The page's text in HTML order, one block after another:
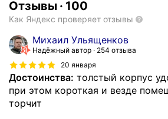
Отзывы · 100
Как Яндекс проверяет отзывы
Михаил Ульященков
Надёжный автор
254 отзыва
20 января
Достоинства: толстый корпус
при этом короткая и везде
торчит